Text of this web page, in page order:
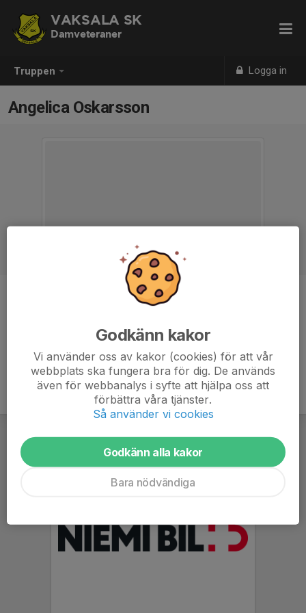
Truppen Logga in
VAKSALA SK
Damveteraner
Angelica Oskarsson
Godkänn kakor
Vi använder oss av kakor (cookies) för att vår
webbplats ska fungera bra för dig. De används
även för webbanalys i syfte att hjälpa oss att
förbättra våra tjänster.
Så använder vi cookies
Godkänn alla kakor
Bara nödvändiga